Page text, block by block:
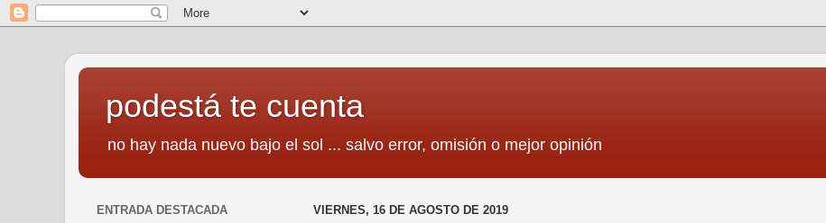
podestá te cuenta
no hay nada nuevo bajo el sol ... salvo error, omisión o mejor opinión
VIERNES, 16 DE AGOSTO DE 2019
ENTRADA DESTACADA